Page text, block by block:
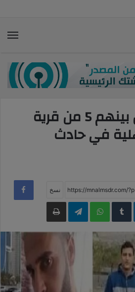
مصرع 6 شبان بينهم 5 من قرية
في حادث
LinkedIn
WhatsApp
Telegramطباعة